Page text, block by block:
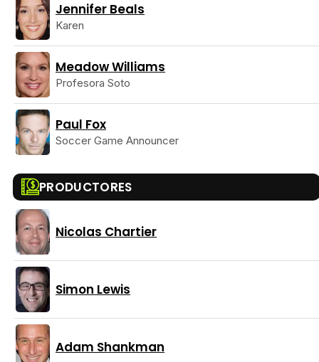
Jennifer Beals
Karen
Meadow Williams
Profesora Soto
Paul Fox
Soccer Game Announcer
PRODUCTORES
Nicolas Chartier
Simon Lewis
Adam Shankman